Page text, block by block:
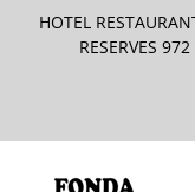
HOTEL
RESERVES